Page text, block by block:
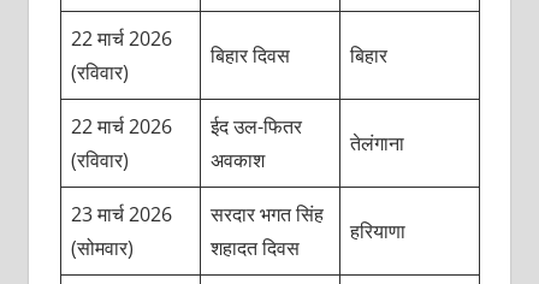
22 मार्च 2026
(रविवार)
बिहार दिवस बिहार
22 मार्च 2026
(रविवार)
ईद उल-फितर
अवकाश
तेलंगाना
23 मार्च 2026
(सोमवार)
सरदार भगत सिंह
शहादत दिवस
हरियाणा